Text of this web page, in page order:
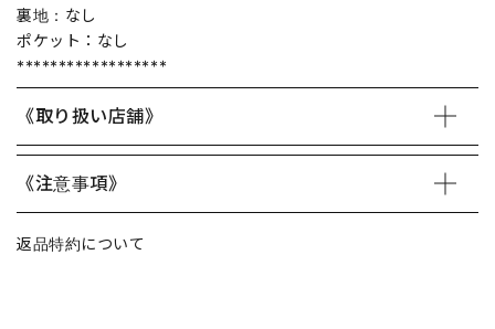
裏地：なし
ポケット：なし
******************
《取り扱い店舗》
《注意事項》
返品特約について